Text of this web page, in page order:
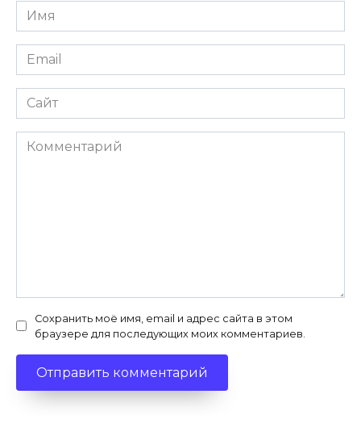
Имя
*
Email
*
Сайт
Комментарий
Сохранить моё имя, email и адрес сайта в этом
браузере для последующих моих комментариев.